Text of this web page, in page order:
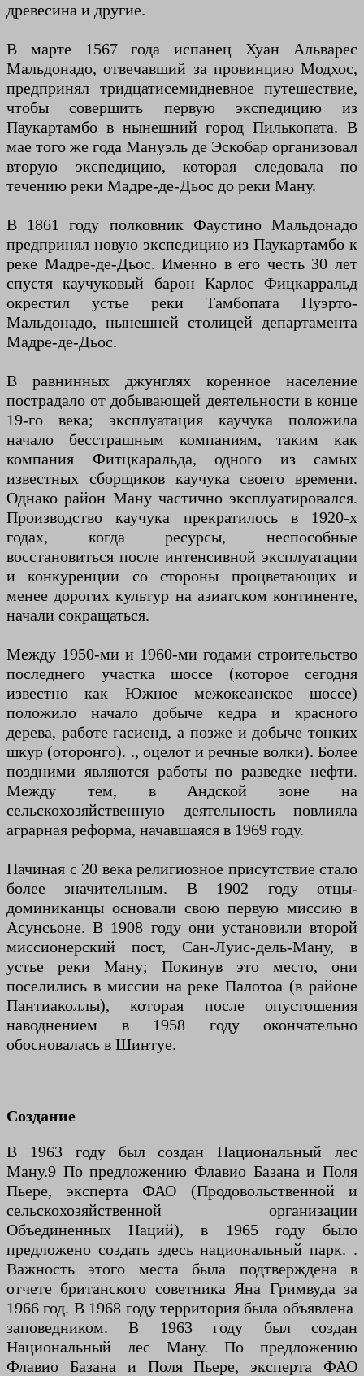
древесина и другие.
В марте 1567 года испанец Хуан Альварес
Мальдонадо, отвечавший за провинцию Модхос,
предпринял тридцатисемидневное путешествие,
чтобы совершить первую экспедицию из
Паукартамбо в нынешний город Пилькопата. В
мае того же года Мануэль де Эскобар организовал
вторую экспедицию, которая следовала по
течению реки Мадре-де-Дьос до реки Ману.
В 1861 году полковник Фаустино Мальдонадо
предпринял новую экспедицию из Паукартамбо к
реке Мадре-де-Дьос. Именно в его честь 30 лет
спустя каучуковый барон Карлос Фицкарральд
окрестил устье реки Тамбопата Пуэрто-
Мальдонадо, нынешней столицей департамента
Мадре-де-Дьос.
В равнинных джунглях коренное население
пострадало от добывающей деятельности в конце
19-го века; эксплуатация каучука положила
начало бесстрашным компаниям, таким как
компания Фитцкаральда, одного из самых
известных сборщиков каучука своего времени.
Однако район Ману частично эксплуатировался.
Производство каучука прекратилось в 1920-х
годах, когда ресурсы, неспособные
восстановиться после интенсивной эксплуатации
и конкуренции со стороны процветающих и
менее дорогих культур на азиатском континенте,
начали сокращаться.
Между 1950-ми и 1960-ми годами строительство
последнего участка шоссе (которое сегодня
известно как Южное межокеанское шоссе)
положило начало добыче кедра и красного
дерева, работе гасиенд, а позже и добыче тонких
шкур (оторонго). ., оцелот и речные волки). Более
поздними являются работы по разведке нефти.
Между тем, в Андской зоне на
сельскохозяйственную деятельность повлияла
аграрная реформа, начавшаяся в 1969 году.
Начиная с 20 века религиозное присутствие стало
более значительным. В 1902 году отцы-
доминиканцы основали свою первую миссию в
Асунсьоне. В 1908 году они установили второй
миссионерский пост, Сан-Луис-дель-Ману, в
устье реки Ману; Покинув это место, они
поселились в миссии на реке Палотоа (в районе
Пантиаколлы), которая после опустошения
наводнением в 1958 году окончательно
обосновалась в Шинтуе.
Создание
В 1963 году был создан Национальный лес
Ману.9 По предложению Флавио Базана и Поля
Пьере, эксперта ФАО (Продовольственной и
сельскохозяйственной организации
Объединенных Наций), в 1965 году было
предложено создать здесь национальный парк. .
Важность этого места была подтверждена в
отчете британского советника Яна Гримвуда за
1966 год. В 1968 году территория была объявлена ​​
заповедником. В 1963 году был создан
Национальный лес Ману. По предложению
Флавио Базана и Поля Пьере, эксперта ФАО